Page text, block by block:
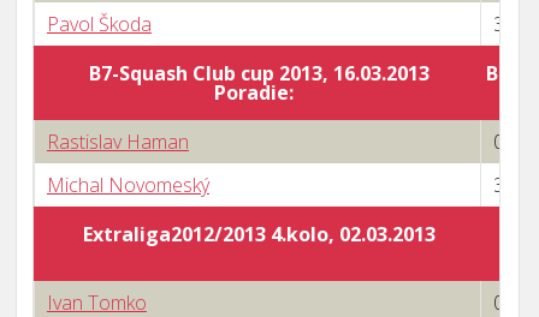
Pavol Škoda
3 : 0
B7-Squash Club cup 2013, 16.03.2013
Poradie:
Rastislav Haman
0 : 3
Michal Novomeský
3 : 1
Extraliga2012/2013 4.kolo, 02.03.2013
Ivan Tomko
0 : 3